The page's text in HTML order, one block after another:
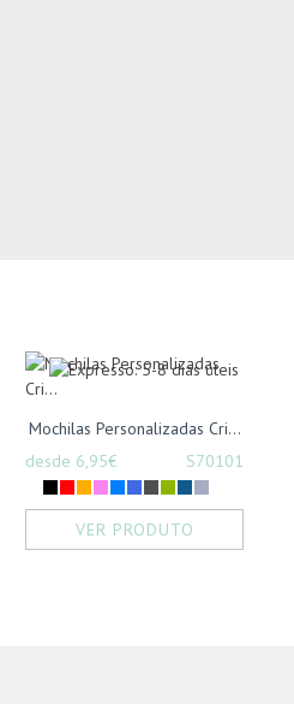
Mochilas Personalizadas Cri...
desde 6,95€
S70101
VER PRODUTO